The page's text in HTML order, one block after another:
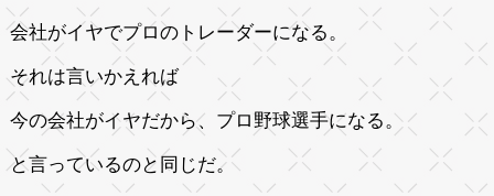
会社がイヤでプロのトレーダーになる。
それは言いかえれば
今の会社がイヤだから、プロ野球選手になる。
と言っているのと同じだ。